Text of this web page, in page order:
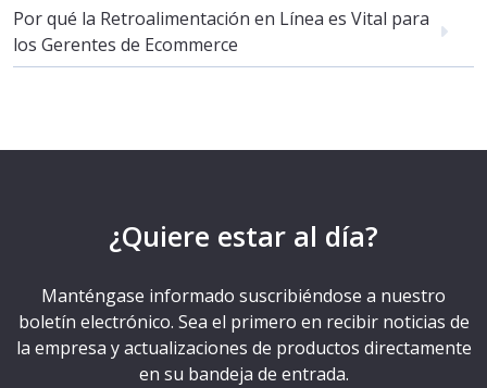
Por qué la Retroalimentación en Línea es Vital para
los Gerentes de Ecommerce
¿Quiere estar al día?
Manténgase informado suscribiéndose a nuestro
boletín electrónico. Sea el primero en recibir noticias de
la empresa y actualizaciones de productos directamente
en su bandeja de entrada.